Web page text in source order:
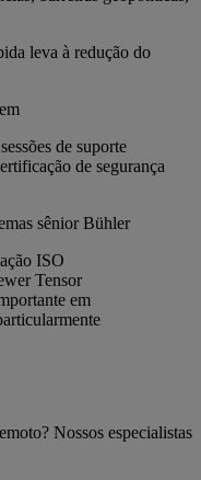
leva à redução do
de suporte
de segurança
sênior Bühler
ISO
Tensor
em
Nossos especialistas